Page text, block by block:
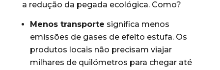
a redução da pegada ecológica. Como?
Menos transporte significa menos
emissões de gases de efeito estufa. Os
produtos locais não precisam viajar
milhares de quilómetros para chegar até